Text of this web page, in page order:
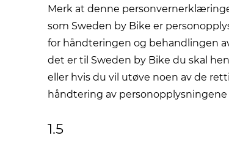
Merk at denne
som Sweden by Bike er
for håndteringen og behandlingen
det er til Sweden by Bike du skal
eller hvis du vil utøve noen av de
håndtering av personopplysningene
1.5